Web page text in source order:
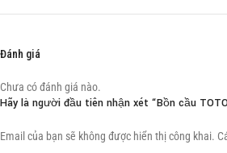
Đánh giá
Chưa có đánh giá nào.
Hãy là người đầu tiên nhận xét “Bồn cầu
Email của bạn sẽ không được hiển thị công khai.